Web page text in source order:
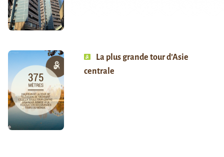
La plus grande tour d’Asie
centrale